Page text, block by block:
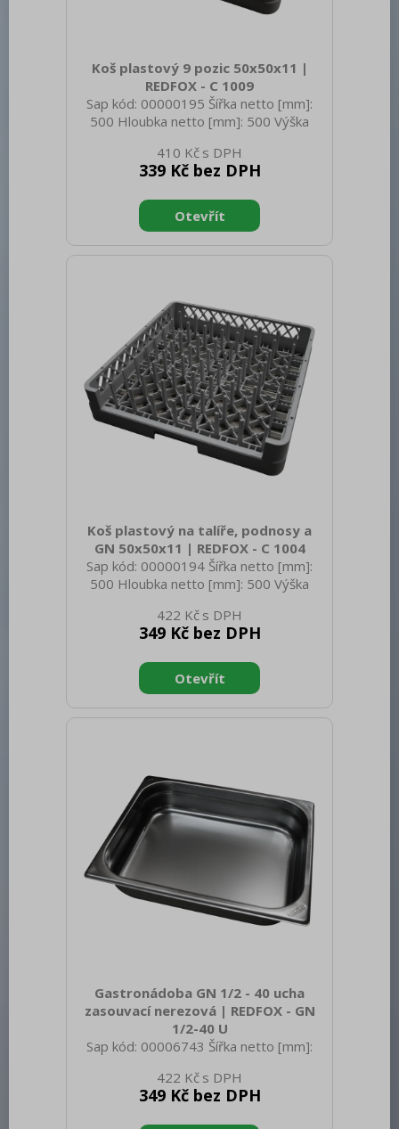
Koš plastový 9 pozic 50x50x11 |
REDFOX - C 1009
Sap kód: 00000195 Šířka netto [mm]:
500 Hloubka netto [mm]: 500 Výška
1.68 Šířka brutto [mm]: 510 Hloubka
brutto [mm]: 510 Výška brutto [mm]:
sklenic [mm]: 149
410 Kč
339 Kč bez DPH
Koš plastový na talíře, podnosy a
GN 50x50x11 | REDFOX - C 1004
Sap kód: 00000194 Šířka netto [mm]:
500 Hloubka netto [mm]: 500 Výška
1.62 Šířka brutto [mm]: 510 Hloubka
brutto [mm]: 510 Výška brutto [mm]:
422 Kč
349 Kč bez DPH
Gastronádoba GN 1/2 - 40 ucha
zasouvací nerezová | REDFOX - GN
1/2-40 U
Sap kód: 00006743 Šířka netto [mm]:
netto [mm]: 40 Hmotnost netto [kg]:
0.60 Šířka brutto [mm]: 550 Hloubka
422 Kč
349 Kč bez DPH